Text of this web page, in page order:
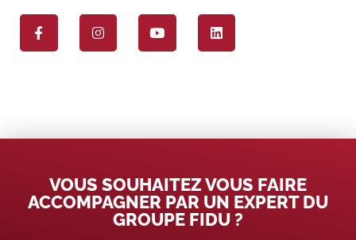
VOUS SOUHAITEZ VOUS FAIRE
ACCOMPAGNER PAR UN EXPERT DU
GROUPE FIDU ?